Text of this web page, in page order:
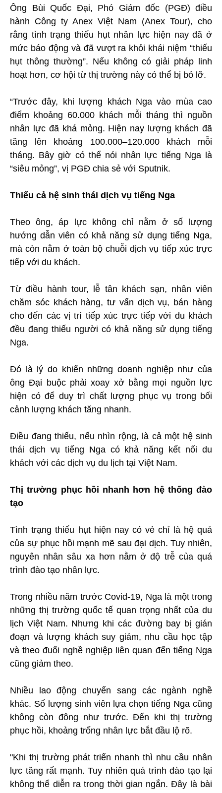
Ông Bùi Quốc Đại, Phó Giám đốc (PGĐ) điều
hành Công ty Anex Việt Nam (Anex Tour), cho
rằng tình trạng thiếu hụt nhân lực hiện nay đã ở
mức báo động và đã vượt ra khỏi khái niệm “thiếu
hụt thông thường”. Nếu không có giải pháp linh
hoạt hơn, cơ hội từ thị trường này có thể bị bỏ lỡ.
“Trước đây, khi lượng khách Nga vào mùa cao
điểm khoảng 60.000 khách mỗi tháng thì nguồn
nhân lực đã khá mỏng. Hiện nay lượng khách đã
tăng lên khoảng 100.000–120.000 khách mỗi
tháng. Bây giờ có thể nói nhân lực tiếng Nga là
“siêu mỏng”, vị PGĐ chia sẻ với Sputnik.
Thiếu cả hệ sinh thái dịch vụ tiếng Nga
Theo ông, áp lực không chỉ nằm ở số lượng
hướng dẫn viên có khả năng sử dụng tiếng Nga,
mà còn nằm ở toàn bộ chuỗi dịch vụ tiếp xúc trực
tiếp với du khách.
Từ điều hành tour, lễ tân khách sạn, nhân viên
chăm sóc khách hàng, tư vấn dịch vụ, bán hàng
cho đến các vị trí tiếp xúc trực tiếp với du khách
đều đang thiếu người có khả năng sử dụng tiếng
Nga.
Đó là lý do khiến những doanh nghiệp như của
ông Đại buộc phải xoay xở bằng mọi nguồn lực
hiện có để duy trì chất lượng phục vụ trong bối
cảnh lượng khách tăng nhanh.
Điều đang thiếu, nếu nhìn rộng, là cả một hệ sinh
thái dịch vụ tiếng Nga có khả năng kết nối du
khách với các dịch vụ du lịch tại Việt Nam.
Thị trường phục hồi nhanh hơn hệ thống đào
tạo
Tình trạng thiếu hụt hiện nay có vẻ chỉ là hệ quả
của sự phục hồi mạnh mẽ sau đại dịch. Tuy nhiên,
nguyên nhân sâu xa hơn nằm ở độ trễ của quá
trình đào tạo nhân lực.
Trong nhiều năm trước Covid-19, Nga là một trong
những thị trường quốc tế quan trọng nhất của du
lịch Việt Nam. Nhưng khi các đường bay bị gián
đoạn và lượng khách suy giảm, nhu cầu học tập
và theo đuổi nghề nghiệp liên quan đến tiếng Nga
cũng giảm theo.
Nhiều lao động chuyển sang các ngành nghề
khác. Số lượng sinh viên lựa chọn tiếng Nga cũng
không còn đông như trước. Đến khi thị trường
phục hồi, khoảng trống nhân lực bắt đầu lộ rõ.
"Khi thị trường phát triển nhanh thì nhu cầu nhân
lực tăng rất mạnh. Tuy nhiên quá trình đào tạo lại
không thể diễn ra trong thời gian ngắn. Đây là bài